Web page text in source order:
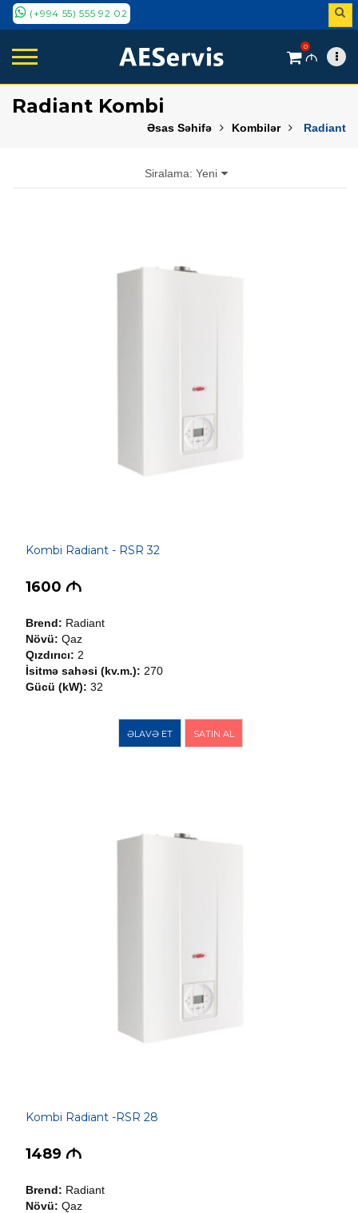
(+994 55) 555 92 02
0
M
Radiant Kombi
Əsas Səhifə Kombilər Radiant
Siralama: Yeni
Kombi Radiant - RSR 32
1600 M
Brend: Radiant
Növü: Qaz
Qızdırıcı: 2
İsitmə sahəsi (kv.m.): 270
Gücü (kW): 32
ƏLAVƏ ET SATIN AL
Kombi Radiant -RSR 28
1489 M
Brend: Radiant
Növü: Qaz